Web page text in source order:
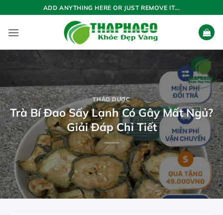
qua
nội
ADD ANYTHING HERE OR JUST REMOVE IT...
THẢO DƯỢC
Trà Bí Đao Sấy Lạnh Có Gây Mất Ngủ?
Giải Đáp Chi Tiết